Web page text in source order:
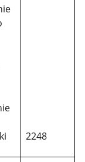
2248